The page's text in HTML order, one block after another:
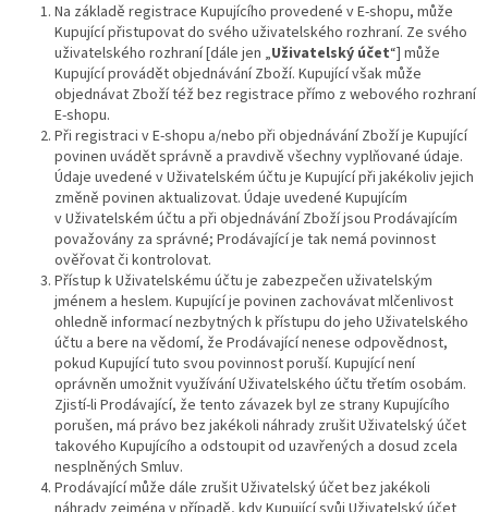
Na základě registrace Kupujícího provedené v E-shopu, může
Kupující přistupovat do svého uživatelského rozhraní. Ze svého
uživatelského rozhraní [dále jen „Uživatelský účet“] může
Kupující provádět objednávání Zboží. Kupující však může
objednávat Zboží též bez registrace přímo z webového rozhraní
E-shopu.
Při registraci v E-shopu a/nebo při objednávání Zboží je Kupující
povinen uvádět správně a pravdivě všechny vyplňované údaje.
Údaje uvedené v Uživatelském účtu je Kupující při jakékoliv jejich
změně povinen aktualizovat. Údaje uvedené Kupujícím
v Uživatelském účtu a při objednávání Zboží jsou Prodávajícím
považovány za správné; Prodávající je tak nemá povinnost
ověřovat či kontrolovat.
Přístup k Uživatelskému účtu je zabezpečen uživatelským
jménem a heslem. Kupující je povinen zachovávat mlčenlivost
ohledně informací nezbytných k přístupu do jeho Uživatelského
účtu a bere na vědomí, že Prodávající nenese odpovědnost,
pokud Kupující tuto svou povinnost poruší. Kupující není
oprávněn umožnit využívání Uživatelského účtu třetím osobám.
Zjistí-li Prodávající, že tento závazek byl ze strany Kupujícího
porušen, má právo bez jakékoli náhrady zrušit Uživatelský účet
takového Kupujícího a odstoupit od uzavřených a dosud zcela
nesplněných Smluv.
Prodávající může dále zrušit Uživatelský účet bez jakékoli